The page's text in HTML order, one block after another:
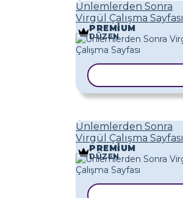
Ünlemlerden Sonra
Virgül Çalışma Sayfası
PREMIUM
DÜZEN
Ünlemlerden Sonra
Virgül Çalışma Sayfası
PREMIUM
DÜZEN